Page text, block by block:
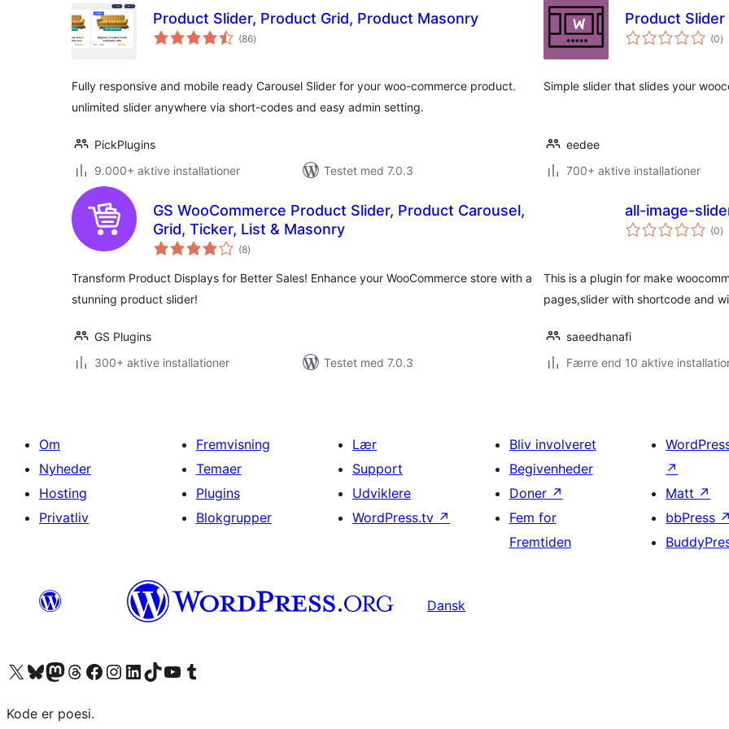
Product Slider, Product Grid, Product Masonry
(86totale
bedømmelser
)
Fully responsive and mobile ready Carousel Slider for your woo-commerce product.
unlimited slider anywhere via short-codes and easy admin setting.
PickPlugins
9.000+ aktive installationer
Testet med 7.0.3
Product
(0)
Simple slider that slides your
eedee
700+ aktive installationer
GS WooCommerce Product Slider, Product Carousel,
Grid, Ticker, List & Masonry
(8totale
bedømmelser
)
Transform Product Displays for Better Sales! Enhance your WooCommerce store with a
stunning product slider!
GS Plugins
300+ aktive installationer
Testet med 7.0.3
all-image-
(0)
This is a plugin for make
pages,slider with shortcode and
saeedhanafi
Færre end 10 aktive
Om
Nyheder
Hosting
Privatliv
Fremvisning
Temaer
Plugins
Blokgrupper
Lær
Support
Udviklere
WordPress.tv ↗
Bliv involveret
Begivenheder
Doner ↗
Fem for
Fremtiden
↗
Matt ↗
bbPress ↗
Dansk
Besøg vores X (tidligere Twitter) konto
Besøg vores Bluesky-konto
Besøg vores Mastodon konto
Besøg vores Threads-konto
Besøg vores Facebook sideBesøg vores Instagram konto
Besøg vores LinkedIn konto
Besøg vores TikTok-konto
Besøg vores YouTube-kanalBesøg vores Tumblr-konto
Kode er poesi.